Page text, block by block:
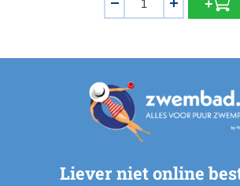
+
Liever niet online